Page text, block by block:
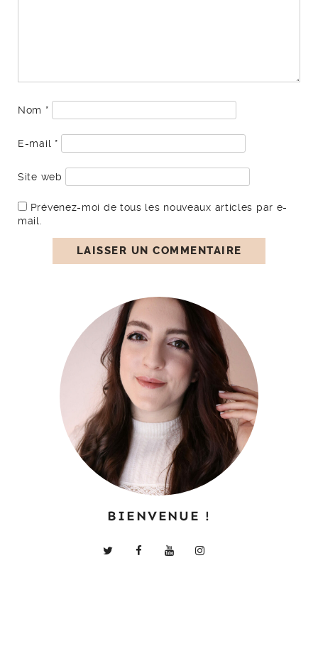
Nom *
E-mail *
Site web
Prévenez-moi de tous les nouveaux articles par e-
mail.
BIENVENUE !